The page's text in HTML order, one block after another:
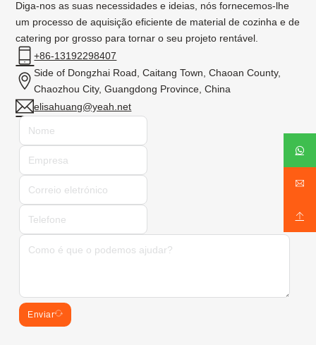
Diga-nos as suas necessidades e ideias, nós fornecemos-lhe
um processo de aquisição eficiente de material de cozinha e de
catering por grosso para tornar o seu projeto rentável.
+86-13192298407
Side of Dongzhai Road, Caitang Town, Chaoan County,
Chaozhou City, Guangdong Province, China
elisahuang@yeah.net
Enviar